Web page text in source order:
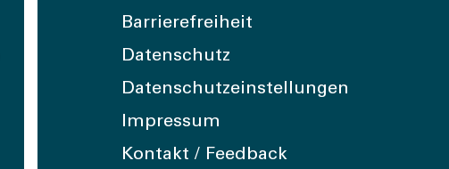
Barrierefreiheit
Datenschutz
Datenschutzeinstellungen
Impressum
Kontakt / Feedback